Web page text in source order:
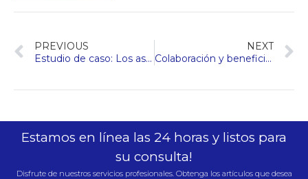
PREVIOUS
Estudio de caso: Los ascensores de alta velocidad Hengda Fuji impulsan el centro financiero de Sanya
NEXT
Colaboración y beneficio mutuo | Hengda Fuji Elevator y Kunbo Group han establecido una asociación a largo plazo para establecer un nuevo estándar de vida sostenible
Estamos en línea las 24 horas y listos para
su consulta!
Disfrute de nuestros servicios profesionales. Obtenga los artículos que desea